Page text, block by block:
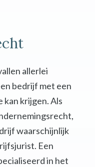
allerlei
bedrijf met een
kan krijgen. Als
waarschijnlijk
Een
in het